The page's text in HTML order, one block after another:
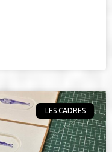
LES CADRES